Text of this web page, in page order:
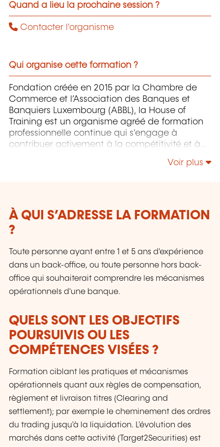
Quand a lieu la prochaine session ?
Contacter l'organisme
Qui organise cette formation ?
Fondation créée en 2015 par la Chambre de
Commerce et l’Association des Banques et
Banquiers Luxembourg (ABBL), la House of
Training est un organisme agréé de formation
professionnelle continue qui s'engage à
contribuer activement à la compétitivité et à
les compétences de ceux qui font vivre son
Voir plus
À QUI S’ADRESSE LA FORMATION
?
Toute personne ayant entre 1 et 5 ans d'expérience
dans un back-office, ou toute personne hors back-
office qui souhaiterait comprendre les mécanismes
opérationnels d'une banque.
QUELS SONT LES OBJECTIFS
POURSUIVIS OU LES
COMPÉTENCES VISÉES ?
Formation ciblant les pratiques et mécanismes
opérationnels quant aux règles de compensation,
règlement et livraison titres (Clearing and
settlement); par exemple le cheminement des ordres
du trading jusqu'à la liquidation. L'évolution des
marchés dans cette activité (Target2Securities) est